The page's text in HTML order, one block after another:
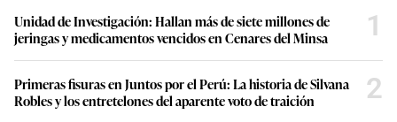
Unidad de Investigación: Hallan más de siete millones de
jeringas y medicamentos vencidos en Cenares del Minsa
1
Primeras fisuras en Juntos por el Perú: La historia de Silvana
Robles y los entretelones del aparente voto de traición
2